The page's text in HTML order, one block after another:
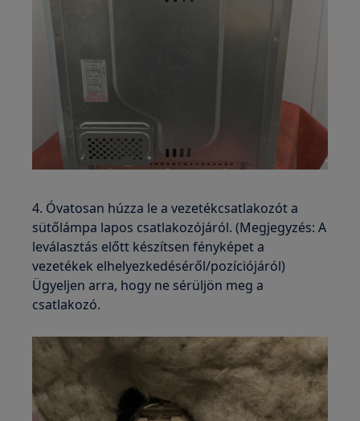
4. Óvatosan húzza le a vezetékcsatlakozót a
sütőlámpa lapos csatlakozójáról. (Megjegyzés: A
leválasztás előtt készítsen fényképet a
vezetékek elhelyezkedéséről/pozíciójáról)
Ügyeljen arra, hogy ne sérüljön meg a
csatlakozó.